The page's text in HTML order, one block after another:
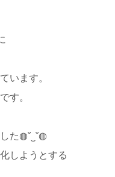
います。
す。
た◍˘‿˘◍
しようとする